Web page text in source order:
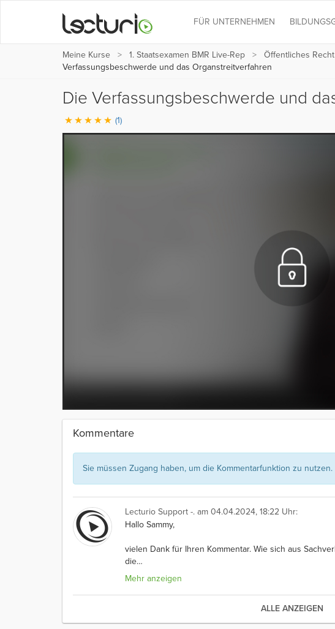
FÜR UNTERNEHMEN
Meine Kurse 1. Staatsexamen BMR Live-Rep Öffentliches Recht
Verfassungsbeschwerde und das Organstreitverfahren
Die Verfassungsbeschwerde und
(1)
Kommentare
Sie müssen Zugang haben, um die Kommentarfunktion zu nutzen.
Lecturio Support -. am 04.04.2024, 18:22 Uhr:
Hallo Sammy,
vielen Dank für Ihren Kommentar. Wie sich aus
die…
Mehr anzeigen
ALLE ANZEIGEN